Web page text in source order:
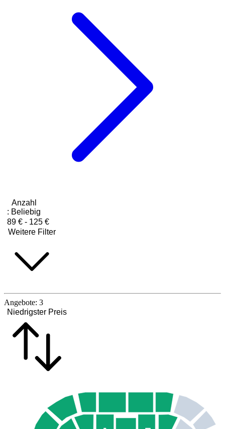
Anzahl
: Beliebig
89 € - 125 €
Weitere Filter
Angebote: 3
Niedrigster Preis